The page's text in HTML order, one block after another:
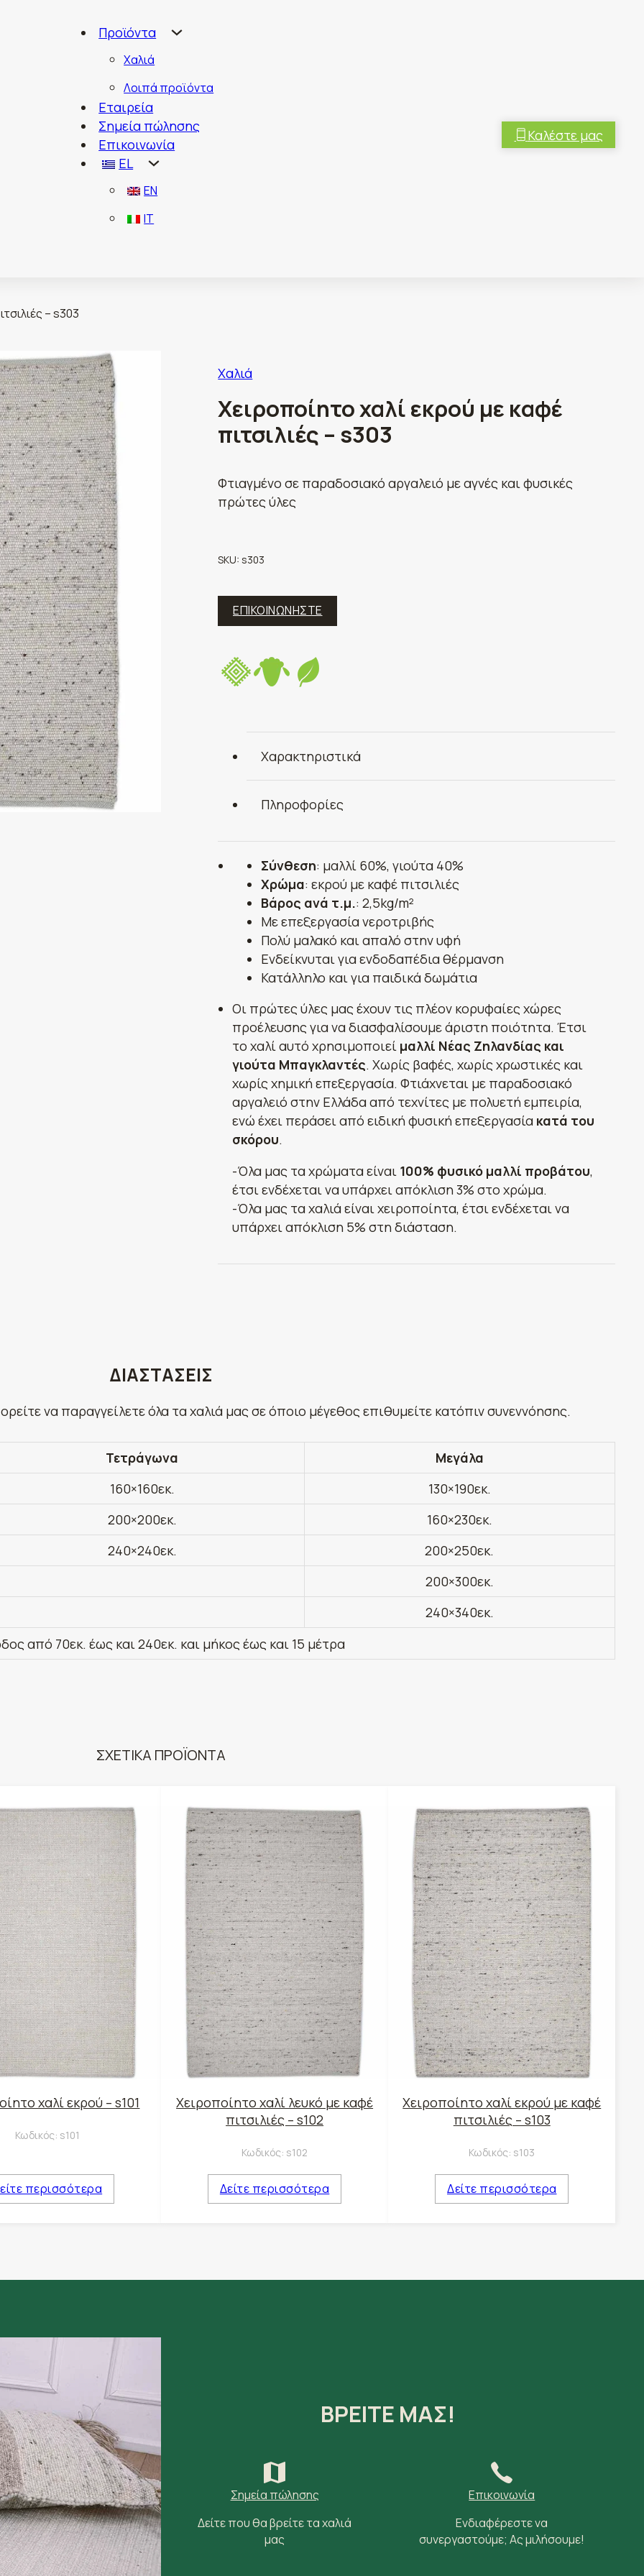
Προϊόντα
Χαλιά
Λοιπά προϊόντα
Εταιρεία
Σημεία πώλησης
Επικοινωνία
EL
EN
IT
Καλέστε μας
– s303
Χαλιά
Χειροποίητο χαλί εκρού με καφέ
πιτσιλιές – s303
Φτιαγμένο σε παραδοσιακό αργαλειό με αγνές και φυσικές
πρώτες ύλες
SKU: s303
ΕΠΙΚΟΙΝΩΝΗΣΤΕ
Χαρακτηριστικά
Πληροφορίες
Σύνθεση: μαλλί 60%, γιούτα 40%
Χρώμα: εκρού με καφέ πιτσιλιές
Βάρος ανά τ.μ.: 2,5kg/m²
Με επεξεργασία νεροτριβής
Πολύ μαλακό και απαλό στην υφή
Ενδείκνυται για ενδοδαπέδια θέρμανση
Κατάλληλο και για παιδικά δωμάτια
Οι πρώτες ύλες μας έχουν τις πλέον κορυφαίες χώρες
προέλευσης για να διασφαλίσουμε άριστη ποιότητα. Έτσι
το χαλί αυτό χρησιμοποιεί μαλλί Νέας Ζηλανδίας και
γιούτα Μπαγκλαντές. Χωρίς βαφές, χωρίς χρωστικές και
χωρίς χημική επεξεργασία. Φτιάχνεται με παραδοσιακό
αργαλειό στην Ελλάδα από τεχνίτες με πολυετή εμπειρία,
ενώ έχει περάσει από ειδική φυσική επεξεργασία κατά του
σκόρου.
-Όλα μας τα χρώματα είναι 100% φυσικό μαλλί προβάτου,
έτσι ενδέχεται να υπάρχει απόκλιση 3% στο χρώμα.
-Όλα μας τα χαλιά είναι χειροποίητα, έτσι ενδέχεται να
υπάρχει απόκλιση 5% στη διάσταση.
ΔΙΑΣΤΑΣΕΙΣ
να παραγγείλετε όλα τα χαλιά μας σε όποιο μέγεθος επιθυμείτε κατόπιν συνεννόησης.
Τετράγωνα
Μεγάλα
160×160εκ.
130×190εκ.
200×200εκ.
160×230εκ.
240×240εκ.
200×250εκ.
200×300εκ.
240×340εκ.
από 70εκ. έως και 240εκ. και μήκος έως και 15 μέτρα
ΣΧΕΤΙΚΑ ΠΡΟΪΟΝΤΑ
χαλί εκρού – s101
Κωδικός: s101
περισσότερα
Χειροποίητο χαλί λευκό με καφέ
πιτσιλιές – s102
Κωδικός: s102
Δείτε περισσότερα
Χειροποίητο χαλί εκρού με καφέ
πιτσιλιές – s103
Κωδικός: s103
Δείτε περισσότερα
ΒΡΕΙΤΕ ΜΑΣ!
Σημεία πώλησης
Δείτε που θα βρείτε τα χαλιά
μας
Επικοινωνία
Ενδιαφέρεστε να
συνεργαστούμε; Ας μιλήσουμε!